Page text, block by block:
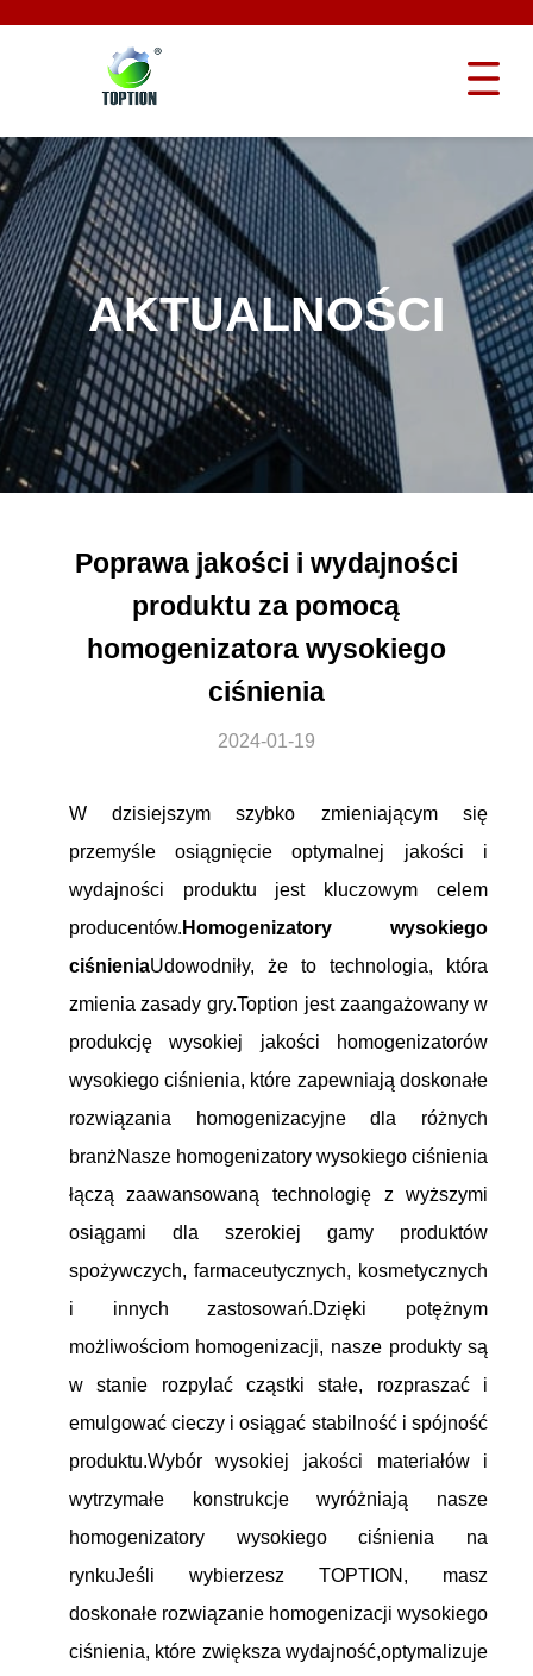
AKTUALNOŚCI
Poprawa jakości i wydajności
produktu za pomocą
homogenizatora wysokiego
ciśnienia
2024-01-19
W dzisiejszym szybko zmieniającym się
przemyśle osiągnięcie optymalnej jakości i
wydajności produktu jest kluczowym celem
producentów. Homogenizatory wysokiego
ciśnieniaUdowodniły, że to technologia, która
zmienia zasady gry.Toption jest zaangażowany w
produkcję wysokiej jakości homogenizatorów
wysokiego ciśnienia, które zapewniają doskonałe
rozwiązania homogenizacyjne dla różnych
branżNasze homogenizatory wysokiego ciśnienia
łączą zaawansowaną technologię z wyższymi
osiągami dla szerokiej gamy produktów
spożywczych, farmaceutycznych, kosmetycznych
i innych zastosowań.Dzięki potężnym
możliwościom homogenizacji, nasze produkty są
w stanie rozpylać cząstki stałe, rozpraszać i
emulgować cieczy i osiągać stabilność i spójność
produktu.Wybór wysokiej jakości materiałów i
wytrzymałe konstrukcje wyróżniają nasze
homogenizatory wysokiego ciśnienia na
rynkuJeśli wybierzesz TOPTION, masz
doskonałe rozwiązanie homogenizacji wysokiego
ciśnienia, które zwiększa wydajność,optymalizuje